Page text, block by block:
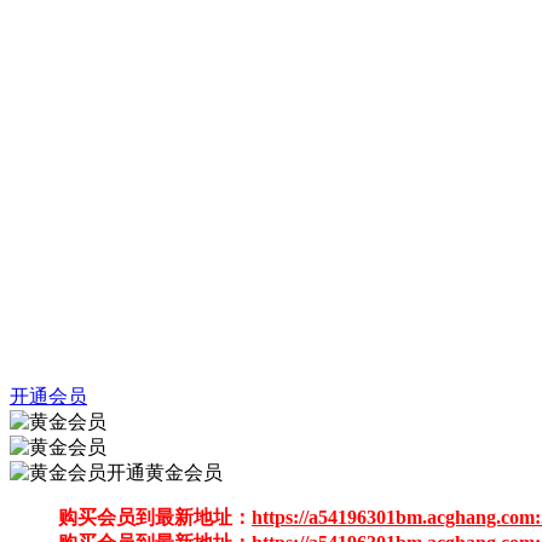
开通会员
开通黄金会员
购买会员到最新地址： https://